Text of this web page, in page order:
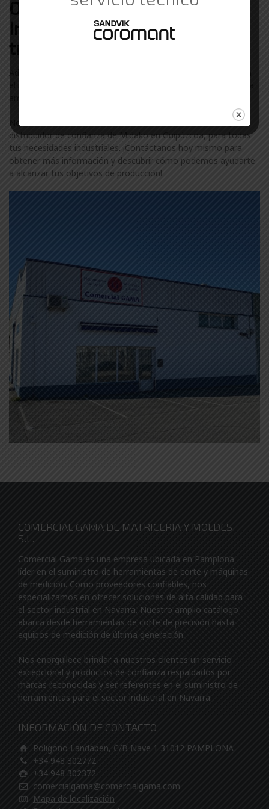
Otras marcas de Suministros
Industriales con las que
trabajamos en Guipúzcoa
Además de Midako, colaboramos con otras marcas líderes en
el sector industrial en Guipúzcoa. Descubre más sobre nuestra
amplia gama de marcas visitando nuestra
No te conformes con menos. Confía en ComercialGama, tu
distribuidor de confianza de Midako en Guipúzcoa, para todas
tus necesidades industriales. ¡Contáctanos hoy mismo para
obtener más información y descubrir cómo podemos ayudarte
a alcanzar tus objetivos de producción!
COMERCIAL GAMA DE MATRICERIA Y MOLDES,
S.L.
Comercial Gama es una empresa ubicada en Pamplona
líder en el suministro de herramientas de corte y máquinas
de medición. Como proveedores confiables, nos
especializamos en ofrecer soluciones de alta calidad para
el sector industrial en Navarra. Nuestro amplio catálogo
abarca desde herramientas de corte de precisión hasta
equipos de medición de última generación.
Nos enorgullece brindar a nuestros clientes un servicio
excepcional y productos de confianza respaldados por
marcas reconocidas y ser referentes en el suministro de
herramientas para el sector industrial en Navarra.
INFORMACIÓN DE CONTACTO
Poligono Landaben, C/B Nave 1 31012 PAMPLONA
+34 948 302772
+34 948 302372
comercialgama@comercialgama.com
Mapa de localización